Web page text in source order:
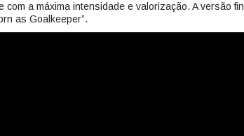
com a máxima intensidade e valorização. A versão
as Goalkeeper”.